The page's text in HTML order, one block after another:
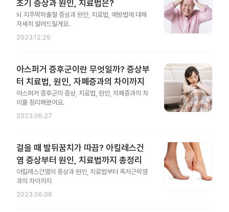
초기 증상과 원인, 치료법은?
뇌 지주막하출혈 증상과 원인, 치료법, 예방법에 대해
자세히 알려드릴게요.
2023.12.29
아스퍼거 증후군이란 무엇일까? 증상부
터 치료법, 원인, 자폐증과의 차이까지
아스퍼거 증후군의 증상, 치료법, 원인, 자폐증과의 차
이를 정리해왔어요.
2023.06.27
걸을 때 발뒤꿈치가 따끔? 아킬레스건
염 증상부터 원인, 치료법까지 총정리
아킬레스건염의 증상과 원인, 치료법부터 족저근막염
과의 차이까지
2023.06.08